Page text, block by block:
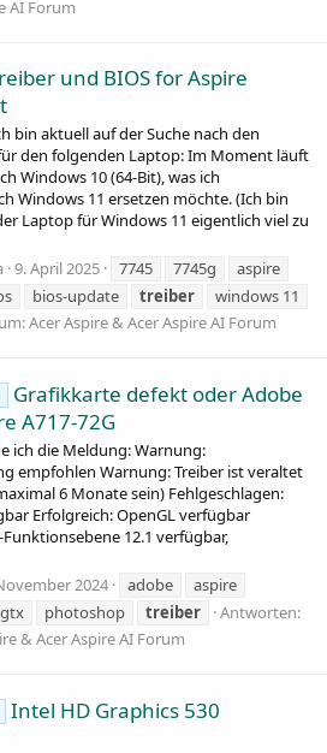
AI Forum
und BIOS for Aspire
bin aktuell auf der Suche nach den
den folgenden Laptop: Im Moment läuft
Windows 10 (64-Bit), was ich
Windows 11 ersetzen möchte. (Ich bin
Laptop für Windows 11 eigentlich viel zu
9. April 2025 7745 7745g
aspire
bios-update treiber
windows 11
Acer Aspire & Acer Aspire AI Forum
Grafikkarte defekt oder Adobe
A717-72G
ich die Meldung: Warnung:
empfohlen Warnung: Treiber ist veraltet
6 Monate sein) Fehlgeschlagen:
Erfolgreich: OpenGL verfügbar
12.1 verfügbar,
2024 adobe
aspire
photoshop treiber
Antworten:
& Acer Aspire AI Forum
Intel HD Graphics 530